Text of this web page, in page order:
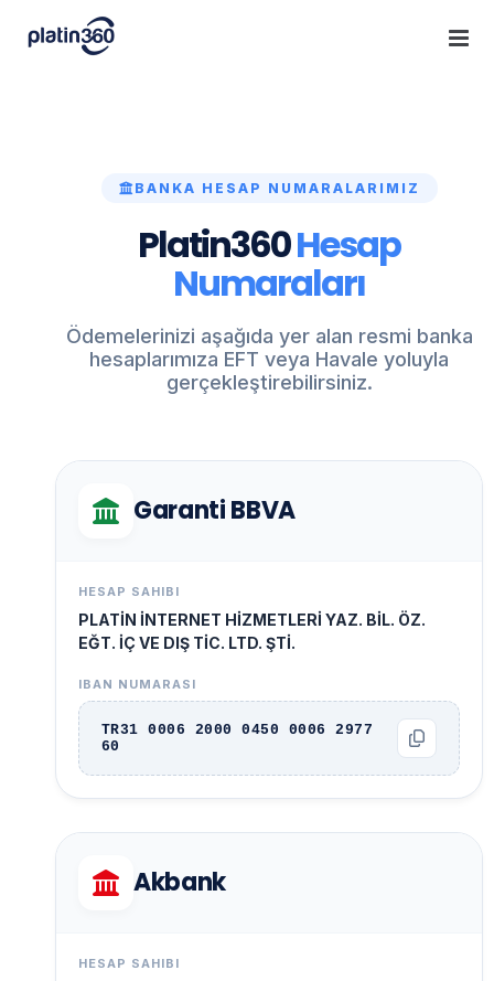
BANKA HESAP NUMARALARIMIZ
Platin360Hesap
Numaraları
Ödemelerinizi aşağıda yer alan resmi banka
hesaplarımıza EFT veya Havale yoluyla
gerçekleştirebilirsiniz.
Garanti BBVA
HESAP SAHIBI
PLATİN İNTERNET HİZMETLERİ YAZ. BİL. ÖZ.
EĞT. İÇ VE DIŞ TİC. LTD. ŞTİ.
IBAN NUMARASI
TR31 0006 2000 0450 0006 2977
60
Akbank
HESAP SAHIBI